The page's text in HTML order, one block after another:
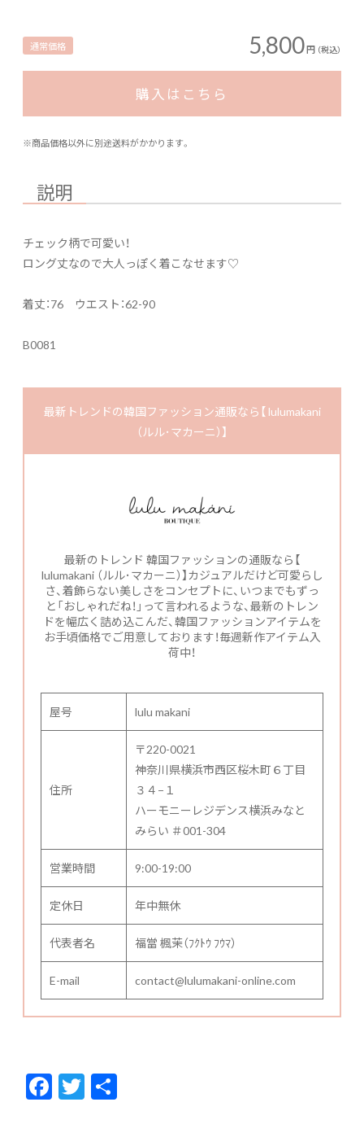
通常価格 5,800円 （税込）
購入はこちら
※商品価格以外に別途送料がかかります。
説明
チェック柄で可愛い！
ロング丈なので大人っぽく着こなせます♡
着丈：76 ウエスト：62-90
B0081
最新トレンドの韓国ファッション通販なら【 lulumakani
（ルル･マカーニ）】
最新のトレンド 韓国ファッションの通販なら【
lulumakani （ルル･マカーニ）】カジュアルだけど可愛らし
さ、着飾らない美しさをコンセプトに、いつまでもずっ
と「おしゃれだね！」って言われるような、最新のトレン
ドを幅広く詰め込こんだ、韓国ファッションアイテムを
お手頃価格でご用意しております！毎週新作アイテム入
荷中！
屋号 lulu makani
住所
〒220-0021
神奈川県横浜市西区桜木町６丁目
３４−１
ハーモニーレジデンス横浜みなと
みらい ＃001-304
営業時間 9:00-19:00
定休日 年中無休
代表者名 福當 楓茉（ﾌｸﾄｳ ﾌｳﾏ）
E-mail contact@lulumakani-online.com
F
ac
T
w